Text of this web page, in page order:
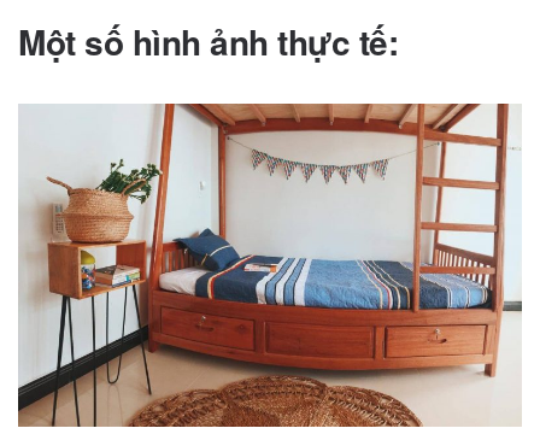
Một số hình ảnh thực tế: